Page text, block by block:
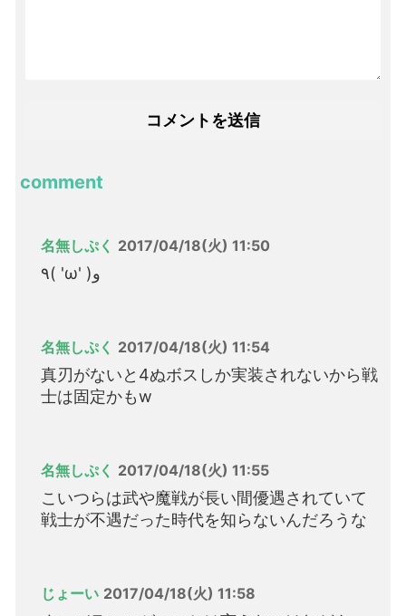
comment
名無しぷく 2017/04/18(火) 11:50
٩( 'ω' )و
名無しぷく 2017/04/18(火) 11:54
真刃がないと4ぬボスしか実装されないから戦
士は固定かもw
名無しぷく 2017/04/18(火) 11:55
こいつらは武や魔戦が長い間優遇されていて
戦士が不遇だった時代を知らないんだろうな
じょーい 2017/04/18(火) 11:58